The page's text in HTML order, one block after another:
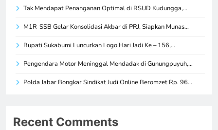
Tak Mendapat Penanganan Optimal di RSUD Kudungga,…
M1R-SSB Gelar Konsolidasi Akbar di PRJ, Siapkan Munas…
Bupati Sukabumi Luncurkan Logo Hari Jadi Ke – 156,…
Pengendara Motor Meninggal Mendadak di Gunungpuyuh,…
Polda Jabar Bongkar Sindikat Judi Online Beromzet Rp. 96…
Recent Comments